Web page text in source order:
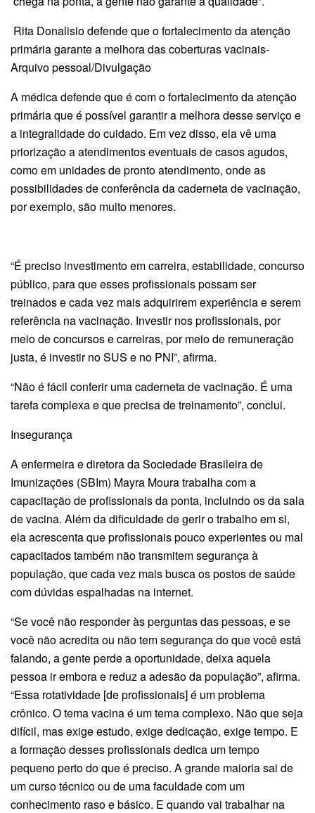
Rita Donalisio defende que o fortalecimento da atenção
primária garante a melhora das coberturas vacinais-
Arquivo pessoal/Divulgação
A médica defende que é com o fortalecimento da atenção
primária que é possível garantir a melhora desse serviço e
a integralidade do cuidado. Em vez disso, ela vê uma
priorização a atendimentos eventuais de casos agudos,
como em unidades de pronto atendimento, onde as
possibilidades de conferência da caderneta de vacinação,
por exemplo, são muito menores.
“É preciso investimento em carreira, estabilidade, concurso
público, para que esses profissionais possam ser
treinados e cada vez mais adquirirem experiência e serem
referência na vacinação. Investir nos profissionais, por
meio de concursos e carreiras, por meio de remuneração
justa, é investir no SUS e no PNI”, afirma.
“Não é fácil conferir uma caderneta de vacinação. É uma
tarefa complexa e que precisa de treinamento”, conclui.
Insegurança
A enfermeira e diretora da Sociedade Brasileira de
Imunizações (SBIm) Mayra Moura trabalha com a
capacitação de profissionais da ponta, incluindo os da sala
de vacina. Além da dificuldade de gerir o trabalho em si,
ela acrescenta que profissionais pouco experientes ou mal
capacitados também não transmitem segurança à
população, que cada vez mais busca os postos de saúde
com dúvidas espalhadas na internet.
“Se você não responder às perguntas das pessoas, e se
você não acredita ou não tem segurança do que você está
falando, a gente perde a oportunidade, deixa aquela
pessoa ir embora e reduz a adesão da população”, afirma.
“Essa rotatividade [de profissionais] é um problema
crônico. O tema vacina é um tema complexo. Não que seja
difícil, mas exige estudo, exige dedicação, exige tempo. E
a formação desses profissionais dedica um tempo
pequeno perto do que é preciso. A grande maioria sai de
um curso técnico ou de uma faculdade com um
conhecimento raso e básico. E quando vai trabalhar na